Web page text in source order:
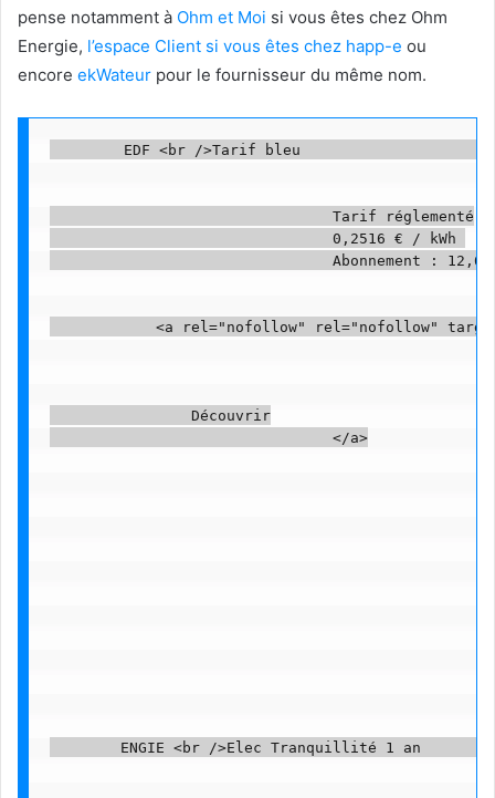
pense notamment à Ohm et Moi si vous êtes chez Ohm
Energie, l’espace Client si vous êtes chez happ-e ou
encore ekWateur pour le fournisseur du même nom.
        EDF <br />Tarif bleu
                                Tarif réglementé
                                0,2516 € / kWh
Abonnement : 12,6
<a rel="nofollow" rel="nofollow"
                Découvrir
                                </a>
ENGIE <br />Elec